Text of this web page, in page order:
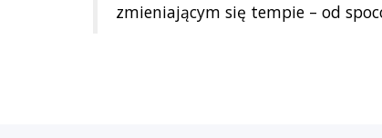
zmieniającym się tempie – od